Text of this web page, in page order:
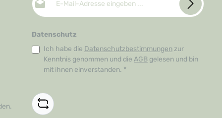
Datenschutz
Ich habe die Datenschutzbestimmungen zur
Kenntnis genommen und die AGB gelesen und bin
mit ihnen einverstanden. *